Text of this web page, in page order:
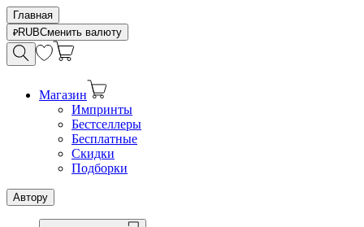
Главная
RUBСменить валюту
Магазин
Импринты
Бестселлеры
Бесплатные
Скидки
Подборки
Автору